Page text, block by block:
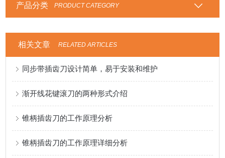
产品分类 PRODUCT CATEGORY
相关文章 RELATED ARTICLES
同步带插齿刀设计简单，易于安装和维护
渐开线花键滚刀的两种形式介绍
锥柄插齿刀的工作原理分析
锥柄插齿刀的工作原理详细分析